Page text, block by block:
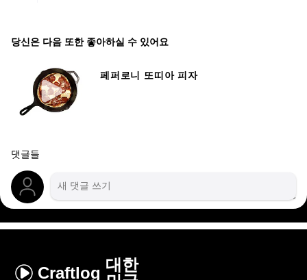
당신은 다음 또한 좋아하실 수 있어요
페퍼로니 또띠아 피자
댓글들
Craftlog 대한